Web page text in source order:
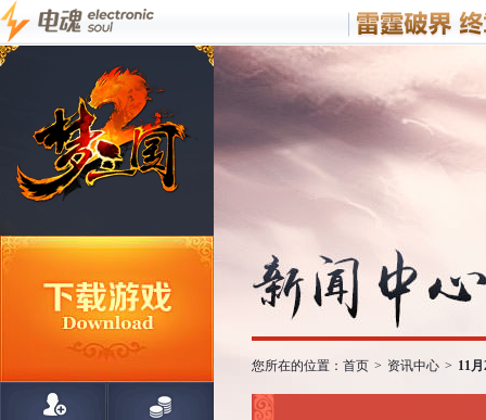
您所在的位置： 首页 > 资讯中心 > 11